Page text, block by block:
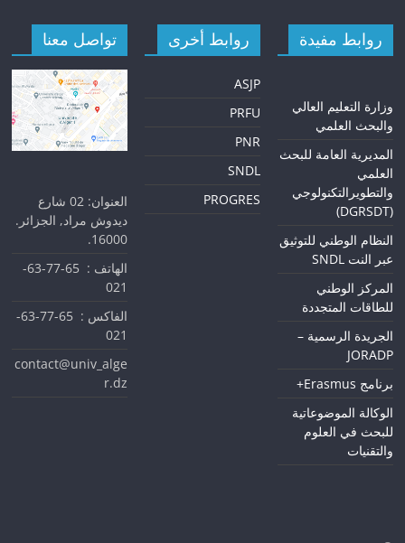
روابط مفيدة
وزارة التعليم العالي
والبحث العلمي
المديرية العامة للبحث
العلمي
والتطويرالتكنولوجي
(DGRSDT)
النظام الوطني للتوثيق
عبر النت SNDL
المركز الوطني
للطاقات المتجددة
الجريدة الرسمية –
JORADP
برنامج Erasmus+
الوكالة الموضوعاتية
للبحث في العلوم
والتقنيات
روابط أخرى
ASJP
PRFU
PNR
SNDL
PROGRES
تواصل معنا
العنوان: 02 شارع
ديدوش مراد, الجزائر.
16000.
الهاتف : 65-77-63-
021
الفاكس : 65-77-63-
021
contact@univ_alge
r.dz